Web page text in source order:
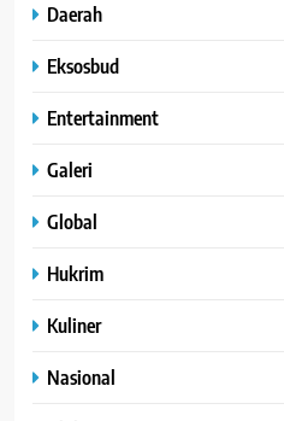
Daerah
Eksosbud
Entertainment
Galeri
Global
Hukrim
Kuliner
Nasional